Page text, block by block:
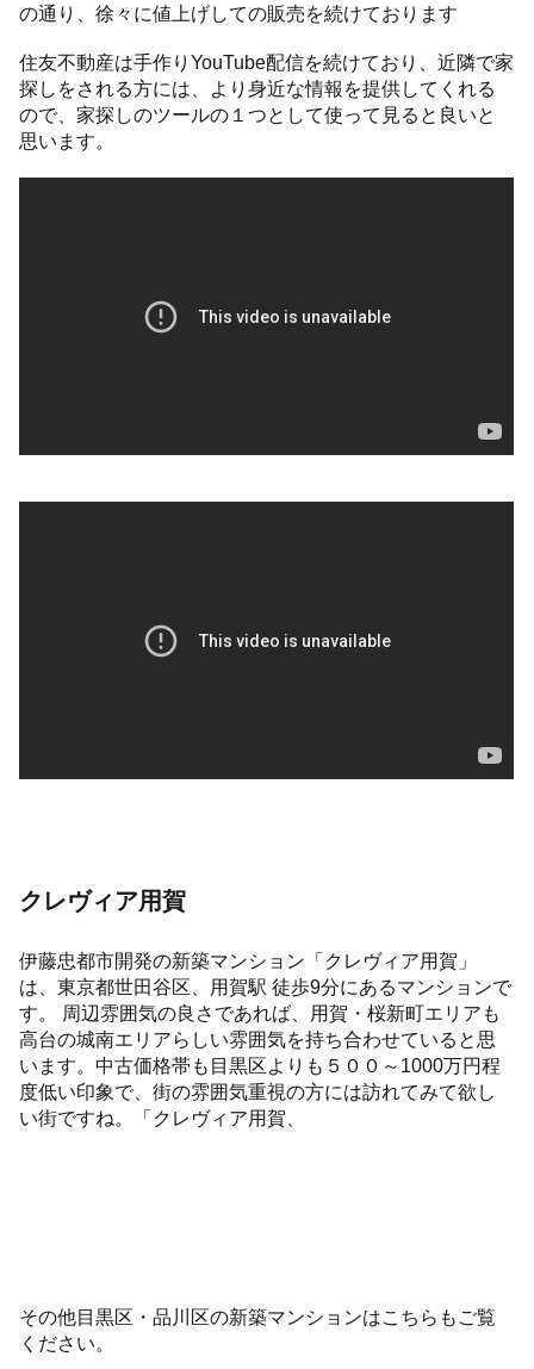
の通り、徐々に値上げしての販売を続けております
住友不動産は手作りYouTube配信を続けており、近隣で家
探しをされる方には、より身近な情報を提供してくれる
ので、家探しのツールの１つとして使って見ると良いと
思います。
クレヴィア用賀
伊藤忠都市開発の新築マンション「クレヴィア用賀」
は、東京都世田谷区、用賀駅 徒歩9分にあるマンションで
す。 周辺雰囲気の良さであれば、用賀・桜新町エリアも
高台の城南エリアらしい雰囲気を持ち合わせていると思
います。中古価格帯も目黒区よりも５００～1000万円程
度低い印象で、街の雰囲気重視の方には訪れてみて欲し
い街ですね。「クレヴィア用賀、
その他目黒区・品川区の新築マンションはこちらもご覧
ください。